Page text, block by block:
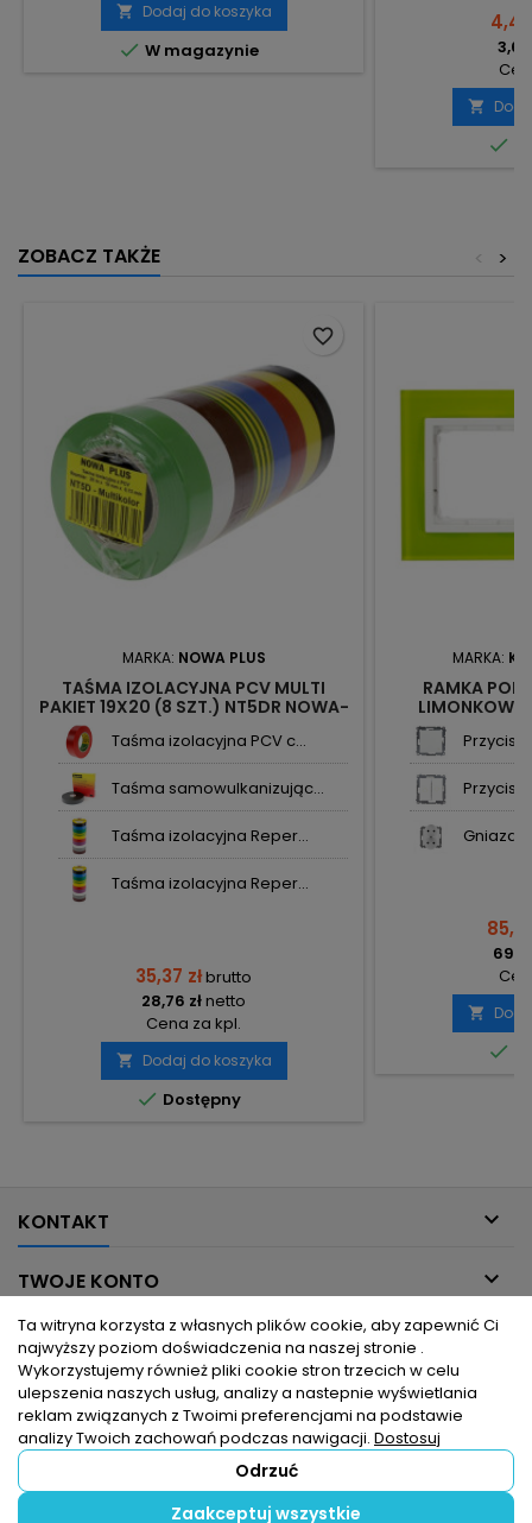
 Dodaj do koszyka
 W magazynie
4,43
3,60


ZOBACZ TAKŻE >
<
MARKA: NOWA PLUS
TAŚMA IZOLACYJNA PCV MULTI
PAKIET 19X20 (8 SZT.) NT5DR NOWA-
Taśma izolacyjna PCV c...
Taśma samowulkanizując...
Taśma izolacyjna Reper...
Taśma izolacyjna Reper...
35,37 złbrutto
28,76 złnetto
Cena za kpl.
 Dodaj do koszyka
 Dostępny
favorite_border
MARKA:
RAMKA
LIMONKOWY
KONTAKT
Przycisk
Przycisk


KONTAKT 
TWOJE KONTO 
INFORMACJE DLA CIEBIE 
PRODUKTY
© Copyright 2026 hurtownia elektryczna dlaelektrykow.pl. Wszelkie
Ta witryna korzysta z własnych plików cookie, aby zapewnić Ci
najwyższy poziom doświadczenia na naszej stronie .
Wykorzystujemy również pliki cookie stron trzecich w celu
ulepszenia naszych usług, analizy a nastepnie wyświetlania
reklam związanych z Twoimi preferencjami na podstawie
analizy Twoich zachowań podczas nawigacji. Dostosuj
Odrzuć
Zaakceptuj wszystkie